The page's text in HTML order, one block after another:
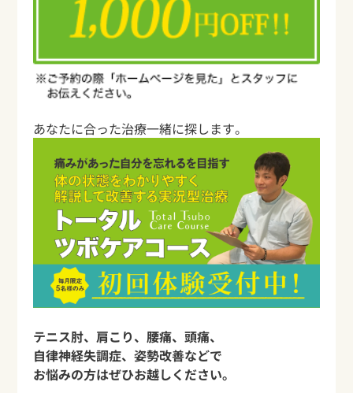
あなたに合った治療一緒に探します。
テニス肘、肩こり、腰痛、頭痛、
自律神経失調症、姿勢改善などで
お悩みの方はぜひお越しください。